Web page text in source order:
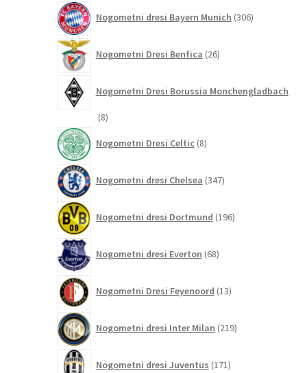
Nogometni dresi Bayern Munich 306izdelkov
Nogometni Dresi Benfica 26izdelkov
Nogometni Dresi Borussia Monchengladbach
88
Nogometni Dresi Celtic 8izdelkov
Nogometni dresi Chelsea 347izdelkov
Nogometni dresi Dortmund 196izdelkov
Nogometni dresi Everton 68izdelkov
Nogometni Dresi Feyenoord 13izdelkov
Nogometni dresi Inter Milan 219izdelkov
Nogometni dresi Juventus 171